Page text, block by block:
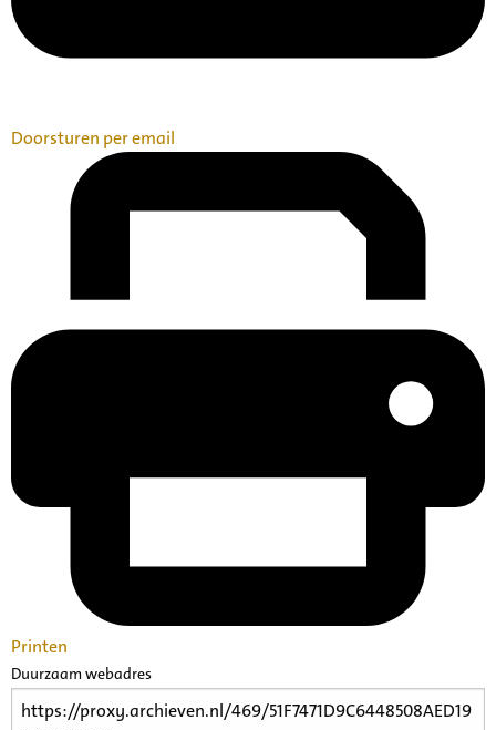
Doorsturen per email
Printen
Duurzaam webadres